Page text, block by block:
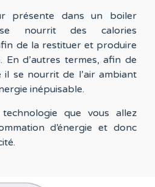
présente dans un boiler
se nourrit des calories
de la restituer et produire
En d’autres termes, afin de
il se nourrit de l’air ambiant
inépuisable.
que vous allez
d’énergie et donc